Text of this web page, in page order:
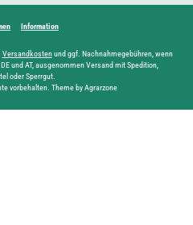
Information
Versandkostenund ggf. Nachnahmegebühren, wenn
und AT, ausgenommen Versand mit Spedition,
oder Sperrgut.
vorbehalten. Theme by Agrarzone